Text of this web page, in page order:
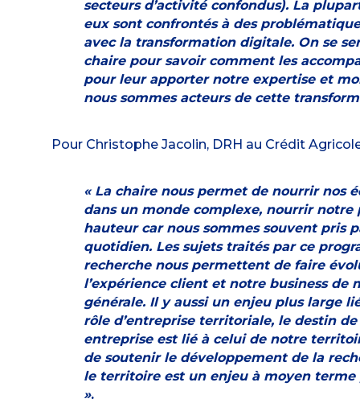
secteurs d’activité confondus). La
eux sont confrontés à des
avec la transformation digitale. On se
chaire pour savoir comment les
pour leur apporter notre expertise et
nous sommes acteurs de cette
Pour Christophe Jacolin, DRH au Crédit
« La chaire nous permet de nourrir nos
dans un monde complexe, nourrir notre
hauteur car nous sommes souvent pris
quotidien. Les sujets traités par ce
recherche nous permettent de faire
l’expérience client et notre business de
générale. Il y aussi un enjeu plus large
rôle d’entreprise territoriale, le destin
entreprise est lié à celui de notre
de soutenir le développement de la
le territoire est un enjeu à moyen terme
».